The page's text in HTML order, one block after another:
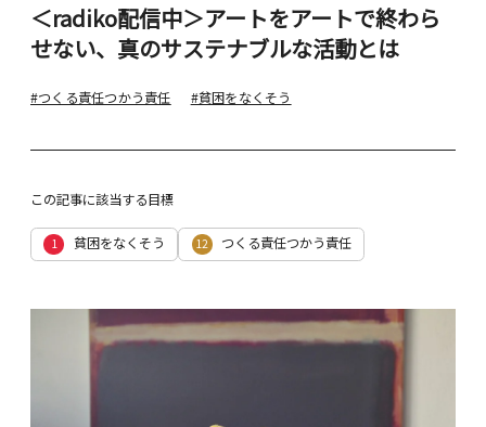
＜radiko配信中＞アートをアートで終わら
せない、真のサステナブルな活動とは
#つくる責任つかう責任 #貧困をなくそう
この記事に該当する目標
1 貧困をなくそう 12 つくる責任つかう責任